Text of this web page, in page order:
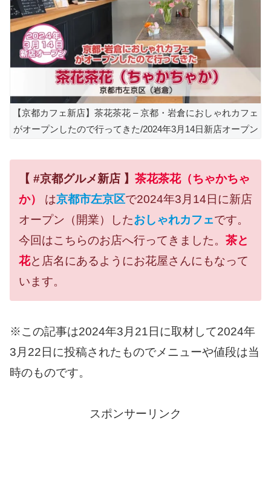
【京都カフェ新店】茶花茶花 – 京都・岩倉におしゃれカフェ
がオープンしたので行ってきた/2024年3月14日新店オープン
【 #京都グルメ新店 】 茶花茶花（ちゃかちゃ
か）
は京都市左京区で2024年3月14日に新店
オープン（開業）したおしゃれカフェです。
今回はこちらのお店へ行ってきました。 茶と
花と店名にあるようにお花屋さんにもなって
います。
※この記事は2024年3月21日に取材して2024年
3月22日に投稿されたものでメニューや値段は当
時のものです。
スポンサーリンク